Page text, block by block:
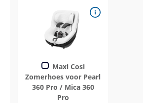
Maxi Cosi
Zomerhoes voor Pearl
360 Pro / Mica 360
Pro